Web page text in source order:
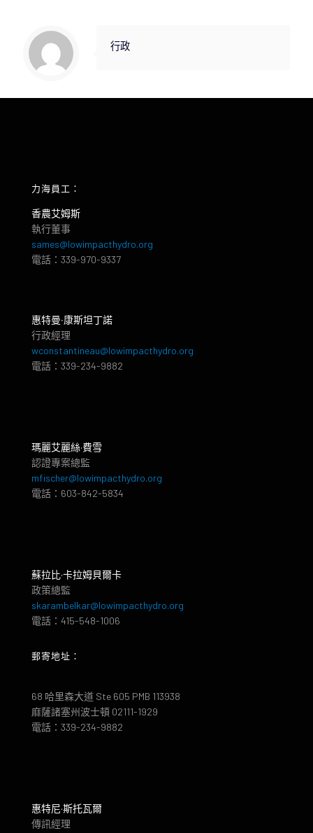
行政
力海員工：
香農艾姆斯
執行董事
sames@lowimpacthydro.org
電話：339-970-9337
惠特曼‧康斯坦丁諾
行政經理
wconstantineau@lowimpacthydro.org
電話：339-234-9882
瑪麗艾麗絲·費雪
認證專案總監
mfischer@lowimpacthydro.org
電話：603-842-5834
蘇拉比·卡拉姆貝爾卡
政策總監
skarambelkar@lowimpacthydro.org
電話：415-548-1006
郵寄地址：
68 哈里森大道 Ste 605 PMB 113938
麻薩諸塞州波士頓 02111-1929
電話：339-234-9882
惠特尼·斯托瓦爾
傳訊經理